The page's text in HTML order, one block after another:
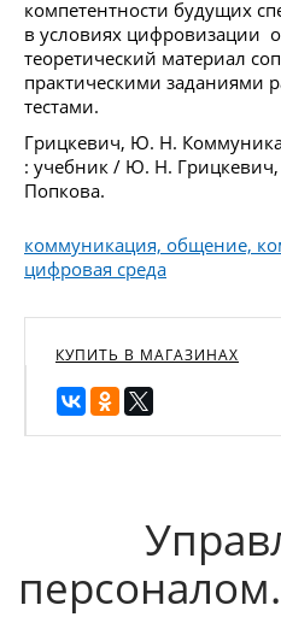
компетентности будущих
в условиях цифровизации
теоретический материал
практическими заданиями
тестами.
Грицкевич, Ю. Н.
: учебник / Ю. Н.
Попкова.
коммуникация, общение,
цифровая среда
КУПИТЬ В МАГАЗИНАХ